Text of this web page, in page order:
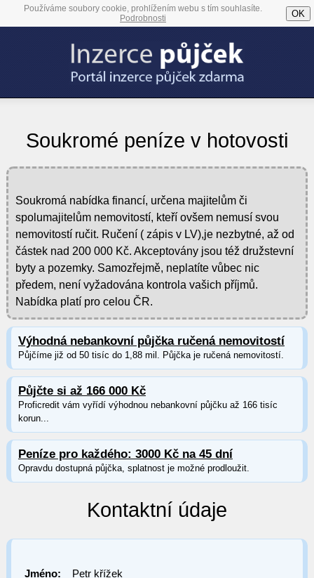
Používáme soubory cookie, prohlížením webu s tím souhlasíte.
Podrobnosti
OK
Soukromé peníze v hotovosti
Soukromá nabídka financí, určena majitelům či
spolumajitelům nemovitostí, kteří ovšem nemusí svou
nemovitostí ručit. Ručení ( zápis v LV),je nezbytné, až od
částek nad 200 000 Kč. Akceptovány jsou též družstevní
byty a pozemky. Samozřejmě, neplatíte vůbec nic
předem, není vyžadována kontrola vašich příjmů.
Nabídka platí pro celou ČR.
Výhodná nebankovní půjčka ručená nemovitostí
Půjčíme již od 50 tisíc do 1,88 mil. Půjčka je ručená nemovitostí.
Půjčte si až 166 000 Kč
Proficredit vám vyřídí výhodnou nebankovní půjčku až 166 tisíc
korun...
Peníze pro každého: 3000 Kč na 45 dní
Opravdu dostupná půjčka, splatnost je možné prodloužit.
Kontaktní údaje
Jméno: Petr křížek